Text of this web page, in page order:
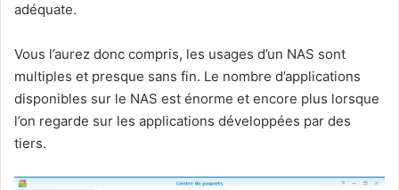
adéquate.
Vous l’aurez donc compris, les usages d’un NAS sont
multiples et presque sans fin. Le nombre d’applications
disponibles sur le NAS est énorme et encore plus lorsque
l’on regarde sur les applications développées par des
tiers.